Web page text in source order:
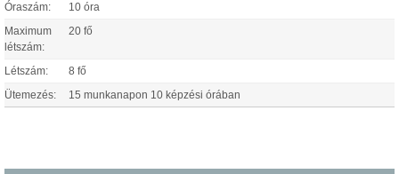
Óraszám: 10 óra
Maximum
létszám:
20 fő
Létszám: 8 fő
Ütemezés: 15 munkanapon 10 képzési órában